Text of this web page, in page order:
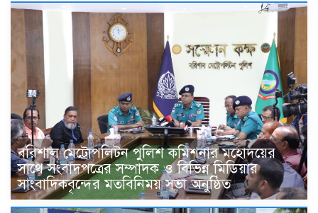
বরিশাল মেট্রোপলিটন পুলিশ কমিশনার মহোদয়ের
সাথে সংবাদপত্রের সম্পাদক ও বিভিন্ন মিডিয়ার
সাংবাদিকবৃন্দের মতবিনিময় সভা অনুষ্ঠিত